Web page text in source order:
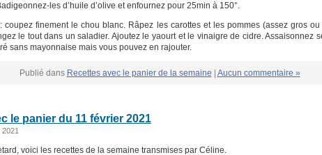
les d’huile d’olive et enfournez pour 25min à 150°.
coupez finement le chou blanc. Râpez les carottes et les pommes (assez gros
le tout dans un saladier. Ajoutez le yaourt et le vinaigre de cidre. Assaisonnez
sans mayonnaise mais vous pouvez en rajouter.
Publié dans Recettes avec le panier de la semaine Aucun commentaire »
le panier du 11 février 2021
voici les recettes de la semaine transmises par Céline.